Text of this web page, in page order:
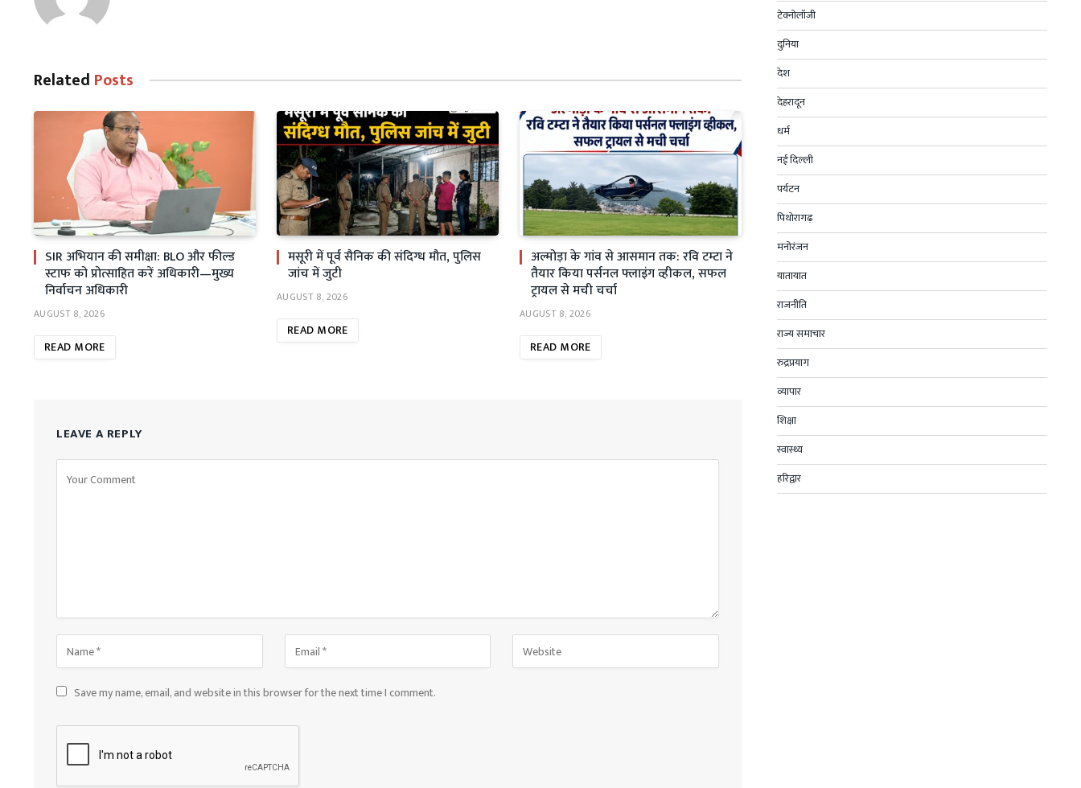
Related Posts
SIR अभियान की समीक्षा: BLO और फील्ड
स्टाफ को प्रोत्साहित करें अधिकारी—मुख्य
निर्वाचन अधिकारी
AUGUST 8, 2026
READ MORE
मसूरी में पूर्व सैनिक की संदिग्ध मौत, पुलिस
जांच में जुटी
AUGUST 8, 2026
READ MORE
अल्मोड़ा के गांव से आसमान तक: रवि टम्टा ने
तैयार किया पर्सनल फ्लाइंग व्हीकल, सफल
ट्रायल से मची चर्चा
AUGUST 8, 2026
READ MORE
LEAVE A REPLY
Save my name, email, and website in this browser for the next time I comment.
टेक्नोलॉजी
दुनिया
देश
देहरादून
धर्म
नई दिल्ली
पर्यटन
पिथोरागढ़
मनोरंजन
यातायात
राजनीति
राज्य समाचार
रुद्रप्रयाग
व्यापार
शिक्षा
स्वास्थ्य
हरिद्वार